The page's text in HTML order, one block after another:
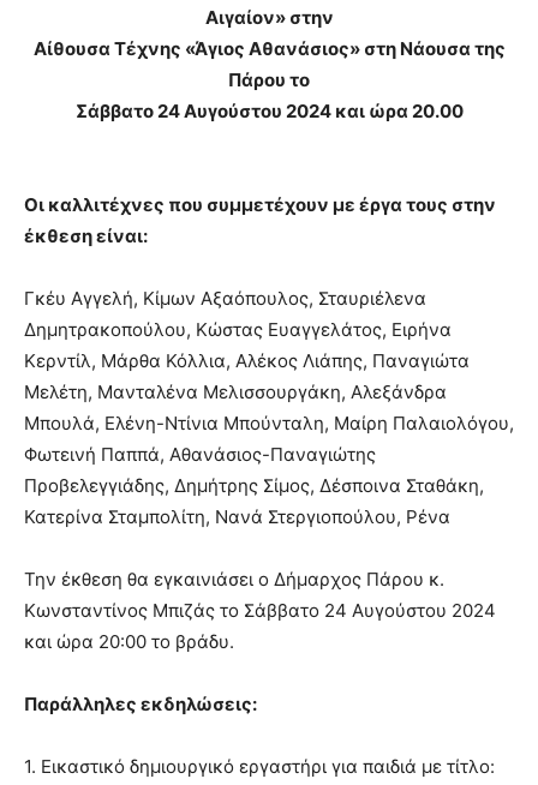
Αιγαίον» στην
Αίθουσα Τέχνης «Άγιος Αθανάσιος» στη Νάουσα της
Πάρου το
Σάββατο 24 Αυγούστου 2024 και ώρα 20.00
Οι καλλιτέχνες που συμμετέχουν με έργα τους στην
έκθεση είναι:
Γκέυ Αγγελή, Κίμων Αξαόπουλος, Σταυριέλενα
Δημητρακοπούλου, Κώστας Ευαγγελάτος, Ειρήνα
Κερντίλ, Μάρθα Κόλλια, Αλέκος Λιάπης, Παναγιώτα
Μελέτη, Μανταλένα Μελισσουργάκη, Αλεξάνδρα
Μπουλά, Ελένη-Ντίνια Μπούνταλη, Μαίρη Παλαιολόγου,
Φωτεινή Παππά, Αθανάσιος-Παναγιώτης
Προβελεγγιάδης, Δημήτρης Σίμος, Δέσποινα Σταθάκη,
Κατερίνα Σταμπολίτη, Νανά Στεργιοπούλου, Ρένα
Την έκθεση θα εγκαινιάσει ο Δήμαρχος Πάρου κ.
Κωνσταντίνος Μπιζάς το Σάββατο 24 Αυγούστου 2024
και ώρα 20:00 το βράδυ.
Παράλληλες εκδηλώσεις:
1. Εικαστικό δημιουργικό εργαστήρι για παιδιά με τίτλο: